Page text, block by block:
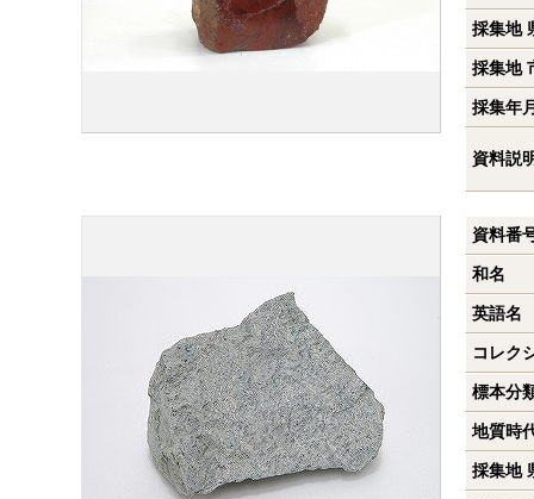
採集地
採集地
採集年
資料説
資料番
和名
英語名
コレク
標本分
地質時
採集地